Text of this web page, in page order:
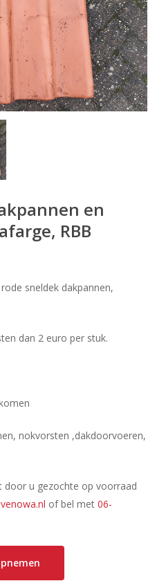
en
RBB
sneldek dakpannen,
dan 2 euro per stuk.
nokvorsten ,dakdoorvoeren,
u gezochte op voorraad
of bel met 06-